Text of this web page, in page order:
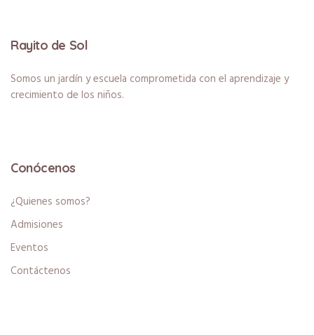
Rayito de Sol
Somos un jardín y escuela comprometida con el aprendizaje y
crecimiento de los niños.
Conócenos
¿Quienes somos?
Admisiones
Eventos
Contáctenos